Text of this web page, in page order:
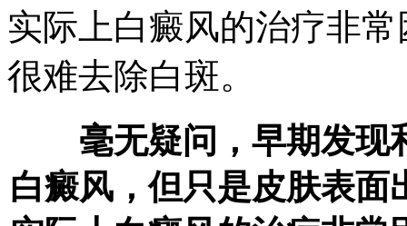
实际上白癜风的治疗非
很难去除白斑。
毫无疑问，早期发现
白癜风，但只是皮肤表面